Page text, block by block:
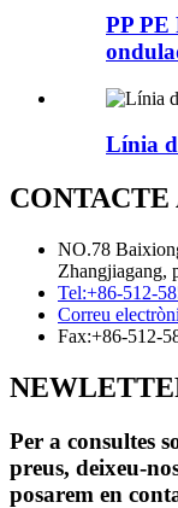
PP PE
Línia
CONTACTE
NO.78
Zhangjiagang,
Tel:+86-512-
Correu
Fax:+86-512-
Per a consultes
preus, deixeu-
posarem en